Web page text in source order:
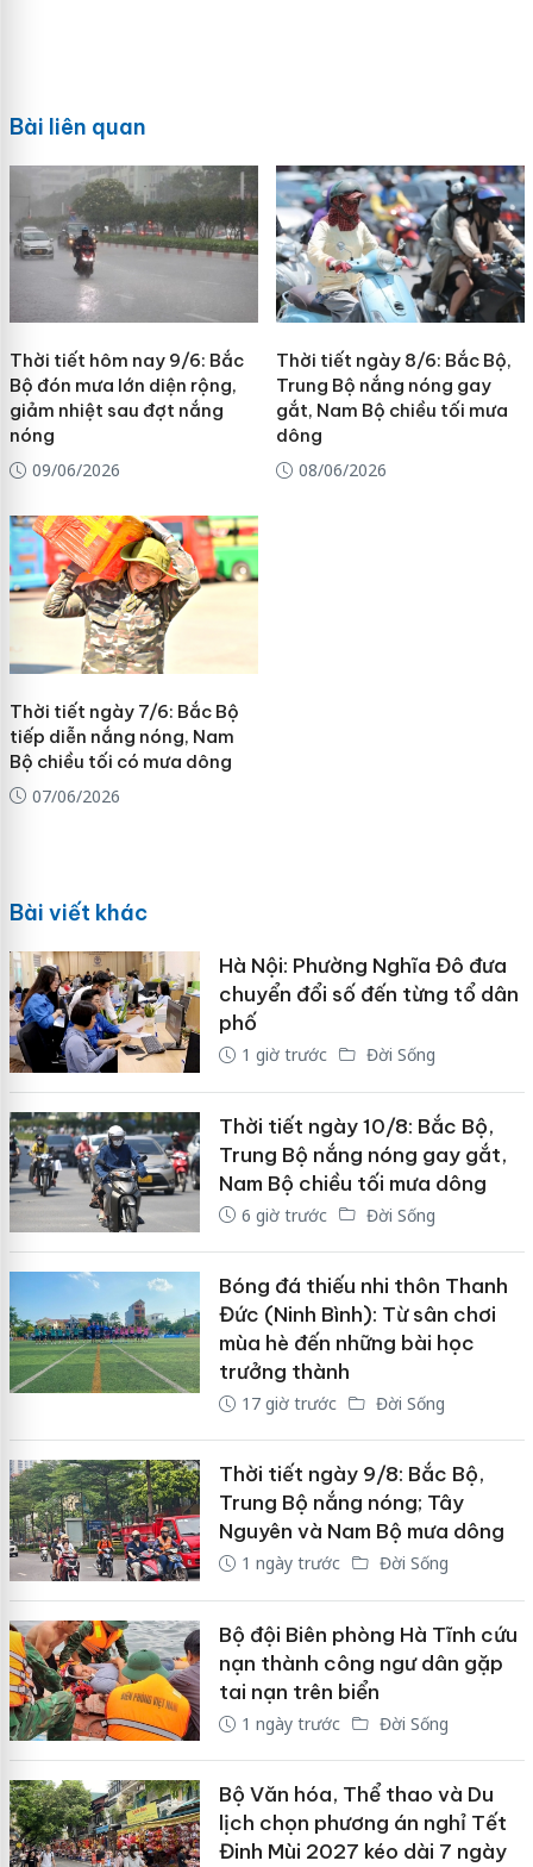
Bài liên quan
Thời tiết hôm nay 9/6: Bắc
Bộ đón mưa lớn diện rộng,
giảm nhiệt sau đợt nắng
nóng
09/06/2026
Thời tiết ngày 8/6: Bắc Bộ,
Trung Bộ nắng nóng gay
gắt, Nam Bộ chiều tối mưa
dông
08/06/2026
Thời tiết ngày 7/6: Bắc Bộ
tiếp diễn nắng nóng, Nam
Bộ chiều tối có mưa dông
07/06/2026
Bài viết khác
Hà Nội: Phường Nghĩa Đô đưa
chuyển đổi số đến từng tổ dân
phố
1 giờ trước Đời Sống
Thời tiết ngày 10/8: Bắc Bộ,
Trung Bộ nắng nóng gay gắt,
Nam Bộ chiều tối mưa dông
6 giờ trước Đời Sống
Bóng đá thiếu nhi thôn Thanh
Đức (Ninh Bình): Từ sân chơi
mùa hè đến những bài học
trưởng thành
17 giờ trước Đời Sống
Thời tiết ngày 9/8: Bắc Bộ,
Trung Bộ nắng nóng; Tây
Nguyên và Nam Bộ mưa dông
1 ngày trước Đời Sống
Bộ đội Biên phòng Hà Tĩnh cứu
nạn thành công ngư dân gặp
tai nạn trên biển
1 ngày trước Đời Sống
Bộ Văn hóa, Thể thao và Du
lịch chọn phương án nghỉ Tết
Đinh Mùi 2027 kéo dài 7 ngày